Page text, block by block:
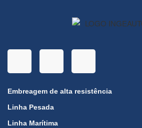
Embreagem de alta resistência
Linha Pesada
Linha Marítima